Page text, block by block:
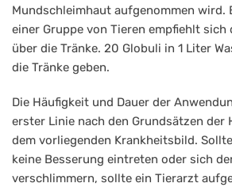
Mundschleimhaut aufgenommen wird.
einer Gruppe von Tieren empfiehlt sich
über die Tränke. 20 Globuli in 1 Liter
die Tränke geben.
Die Häufigkeit und Dauer der
erster Linie nach den Grundsätzen der
dem vorliegenden Krankheitsbild.
keine Besserung eintreten oder sich
verschlimmern, sollte ein Tierarzt